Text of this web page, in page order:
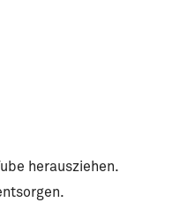
herausziehen.